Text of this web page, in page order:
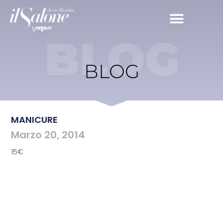
BLOG
BLOG
MANICURE
Marzo 20, 2014
15€